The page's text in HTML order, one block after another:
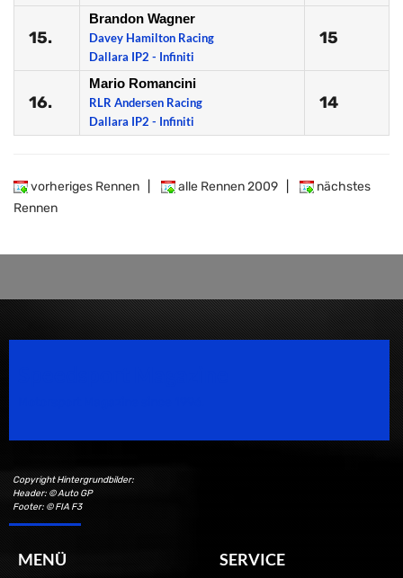
15.
Brandon Wagner
Davey Hamilton Racing
Dallara IP2 - Infiniti
15
16.
Mario Romancini
RLR Andersen Racing
Dallara IP2 - Infiniti
14
vorheriges Rennen alle Rennen 2009
nächstes
Rennen
Copyright Hintergrundbilder:
Header: © Auto GP
Footer: © FIA F3
MENÜ SERVICE